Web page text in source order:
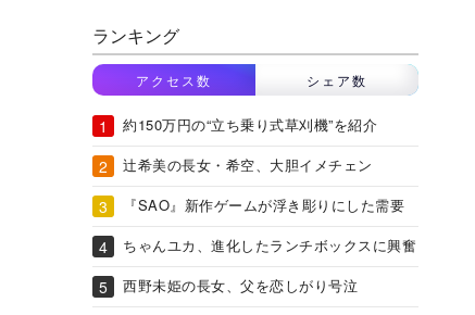
ランキング
アクセス数 シェア数
約150万円の“立ち乗り式草刈機”を紹介
辻希美の長女・希空、大胆イメチェン
『SAO』新作ゲームが浮き彫りにした需要
ちゃんユカ、進化したランチボックスに興奮
西野未姫の長女、父を恋しがり号泣